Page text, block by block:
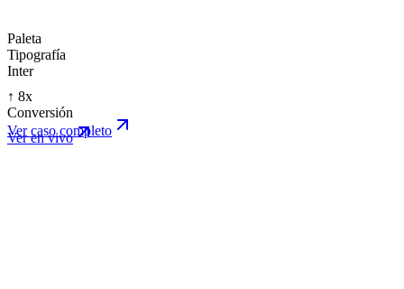
Paleta
Tipografía
Inter
↑ 8x
Conversión
Ver en vivo
Ver caso completo